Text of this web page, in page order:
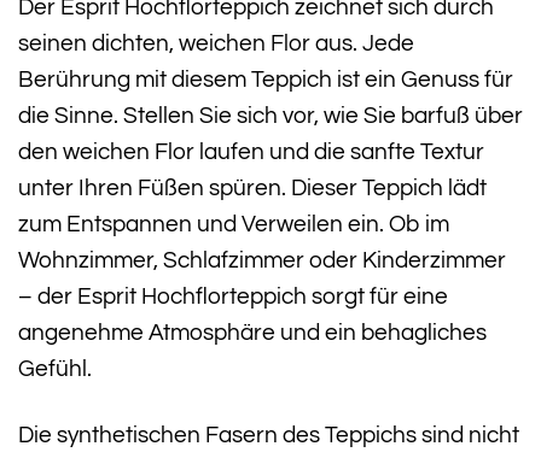
Der Esprit Hochflorteppich zeichnet sich durch
seinen dichten, weichen Flor aus. Jede
Berührung mit diesem Teppich ist ein Genuss für
die Sinne. Stellen Sie sich vor, wie Sie barfuß über
den weichen Flor laufen und die sanfte Textur
unter Ihren Füßen spüren. Dieser Teppich lädt
zum Entspannen und Verweilen ein. Ob im
Wohnzimmer, Schlafzimmer oder Kinderzimmer
– der Esprit Hochflorteppich sorgt für eine
angenehme Atmosphäre und ein behagliches
Gefühl.
Die synthetischen Fasern des Teppichs sind nicht